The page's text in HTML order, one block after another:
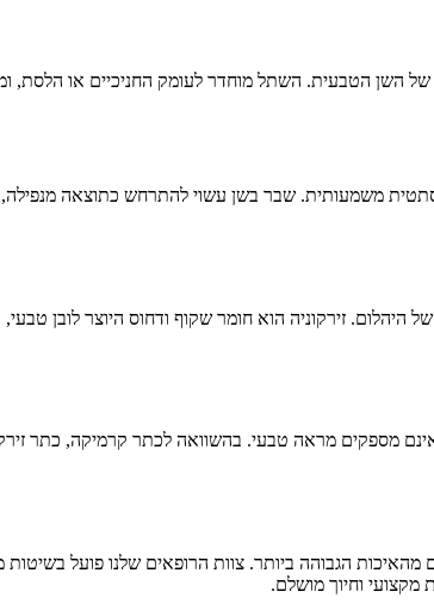
של השן הטבעית. השתל מוחדר לעומק החניכיים או
משמעותית. שבר בשן עשוי להתרחש כתוצאה
היהלום. זירקוניה הוא חומר שקוף ודחוס היוצר לובן
מספקים מראה טבעי. בהשוואה לכתר קרמיקה, כתר
הגבוהה ביותר. צוות הרופאים שלנו פועל בשיטות
מקצועי וחיוך מושלם.